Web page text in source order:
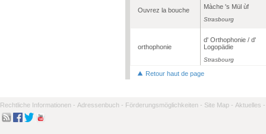
Ouvrez la bouche Màche 's Mül ùf
Strasbourg
orthophonie
d' Orthophonie / d'
Logopädie
Strasbourg
Retour haut de page
Rechtliche Informationen - Adressenbuch - Förderungsmöglichkeiten - Site Map - Aktuelles -